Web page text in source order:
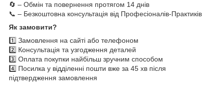
🔄 – Обмін та повернення протягом 14 днів
📞 – Безкоштовна консультація від Професіоналів-Практиків
Як замовити?
1️⃣ Замовлення на сайті або телефоном
2️⃣ Консультація та узгодження деталей
3️⃣ Оплата покупки найбільш зручним способом
4️⃣ Посилка у відділенні пошти вже за 45 хв після
підтвердження замовлення